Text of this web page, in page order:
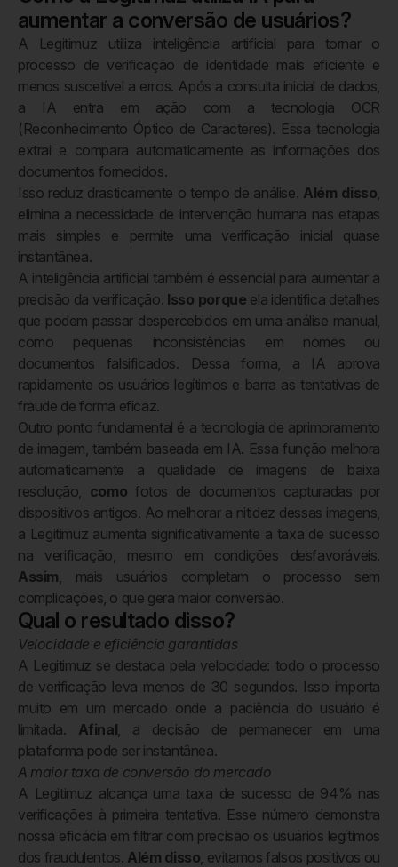
aumentar a conversão de usuários?
A Legitimuz utiliza inteligência artificial para tornar o
processo de verificação de identidade mais eficiente e
menos suscetível a erros. Após a consulta inicial de dados,
a IA entra em ação com a tecnologia OCR
(Reconhecimento Óptico de Caracteres). Essa tecnologia
extrai e compara automaticamente as informações dos
documentos fornecidos.
Isso reduz drasticamente o tempo de análise. Além disso
elimina a necessidade de intervenção humana nas etapas
mais simples e permite uma verificação inicial quase
instantânea.
A inteligência artificial também é essencial para aumentar a
precisão da verificação. Isso porque ela identifica detalhes
que podem passar despercebidos em uma análise manual,
como pequenas inconsistências em nomes ou
documentos falsificados. Dessa forma, a IA aprova
rapidamente os usuários legítimos e barra as tentativas de
fraude de forma eficaz.
Outro ponto fundamental é a tecnologia de aprimoramento
de imagem, também baseada em IA. Essa função melhora
automaticamente a qualidade de imagens de baixa
resolução, como fotos de documentos capturadas por
dispositivos antigos. Ao melhorar a nitidez dessas imagens,
a Legitimuz aumenta significativamente a taxa de sucesso
na verificação, mesmo em condições desfavoráveis.
Assim , mais usuários completam o processo sem
complicações, o que gera maior conversão.
Qual o resultado disso?
Velocidade e eficiência garantidas
A Legitimuz se destaca pela velocidade: todo o processo
de verificação leva menos de 30 segundos. Isso importa
muito em um mercado onde a paciência do usuário é
limitada. Afinal , a decisão de permanecer em uma
plataforma pode ser instantânea.
A maior taxa de conversão do mercado
A Legitimuz alcança uma taxa de sucesso de 94% nas
verificações à primeira tentativa. Esse número demonstra
nossa eficácia em filtrar com precisão os usuários legítimos
dos fraudulentos. Além disso , evitamos falsos positivos ou